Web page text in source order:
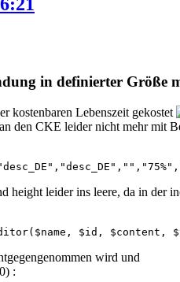
in definierter Größe
kostenbaren Lebenszeit gekostet
den CKE leider nicht mehr mit
height leider ins leere, da in der
$id,
wird und
: